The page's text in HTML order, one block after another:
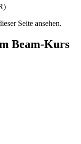
Seite ansehen.
Beam-Kurs